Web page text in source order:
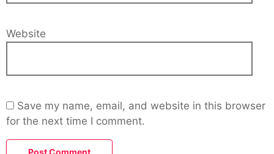
Website
Save my name, email, and website in this browser
for the next time I comment.